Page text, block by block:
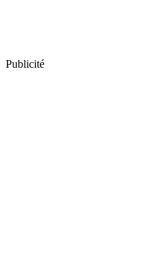
Publicité